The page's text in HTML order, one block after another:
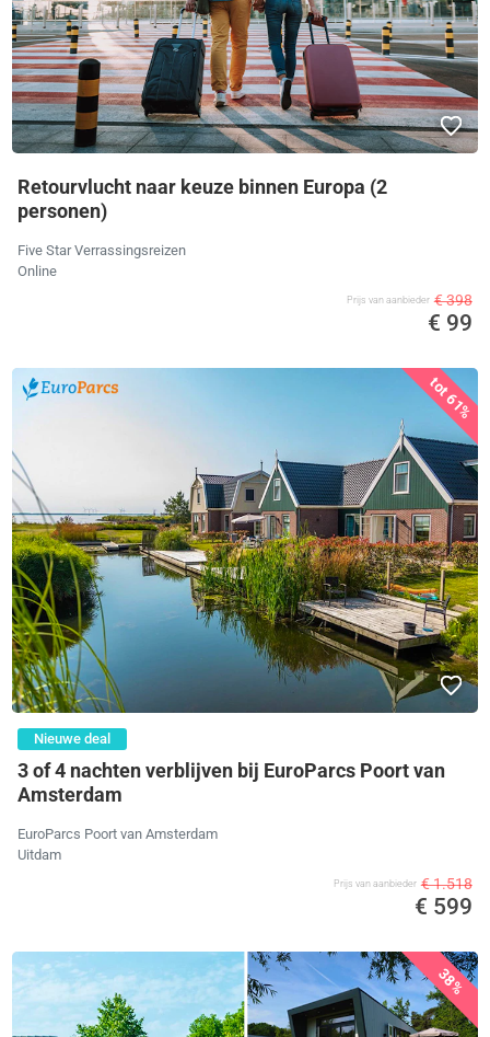
Retourvlucht naar keuze binnen Europa (2
personen)
Five Star Verrassingsreizen
Online
Prijs van aanbieder € 398
€ 99
tot 61%
Nieuwe deal
3 of 4 nachten verblijven bij EuroParcs Poort van
Amsterdam
EuroParcs Poort van Amsterdam
Uitdam
Prijs van aanbieder € 1.518
€ 599
38%